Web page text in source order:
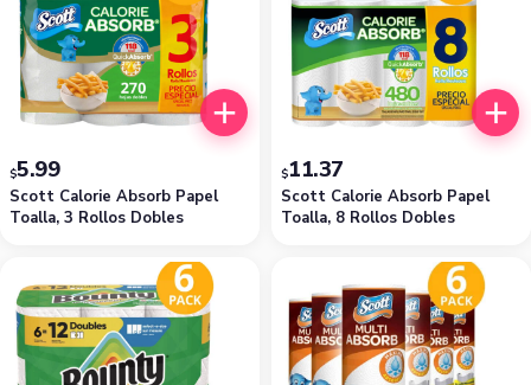
Scott Calorie Absorb Papel
Toalla, 3 Rollos Dobles
$5.99
Scott Calorie Absorb Papel
Toalla, 8 Rollos Dobles
$11.37